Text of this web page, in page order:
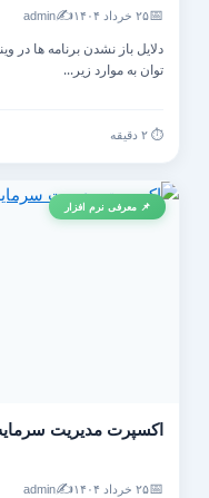
۲۵ خرداد ۱۴۰۴ ✍️
admin
دلایل باز نشدن برنامه ها در
توان به موارد زیر...
📌 معرفی نرم افزار
اکسپرت مدیریت سرمایه
۲۵ خرداد ۱۴۰۴ ✍️
admin